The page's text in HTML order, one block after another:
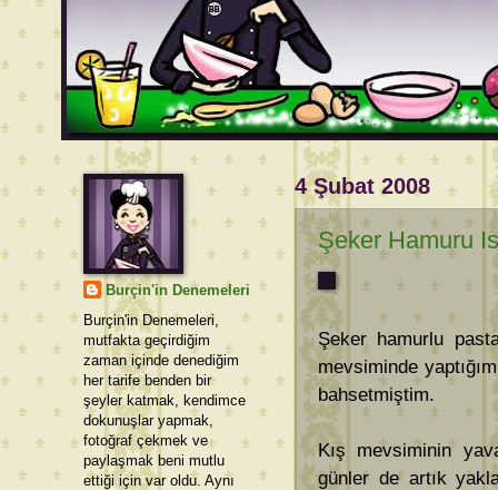
4 Şubat 2008
Şeker Hamuru
Şeker hamurlu
mevsiminde
bahsetmiştim.
Kış mevsiminin
günler de artık
Burçin'in Denemeleri
Burçin'in Denemeleri,
mutfakta geçirdiğim
zaman içinde denediğim
her tarife benden bir
şeyler katmak, kendimce
dokunuşlar yapmak,
fotoğraf çekmek ve
paylaşmak beni mutlu
ettiği için var oldu. Aynı